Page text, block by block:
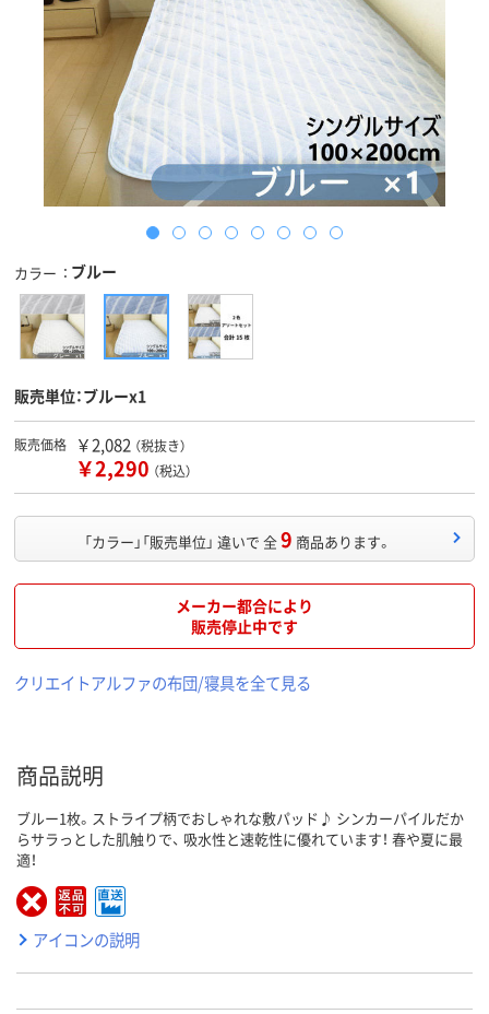
カラー ブルー
販売単位：ブルーx1
販売価格 ￥2,082 （税抜き）
￥2,290 （税込）
「カラー」「販売単位」 違いで 全9 商品あります。
メーカー都合により
販売停止中です
クリエイトアルファの布団/寝具を全て見る
商品説明
ブルー1枚。ストライプ柄でおしゃれな敷パッド♪ シンカーパイルだか
らサラっとした肌触りで、 吸水性と速乾性に優れています！ 春や夏に最
適！
アイコンの説明